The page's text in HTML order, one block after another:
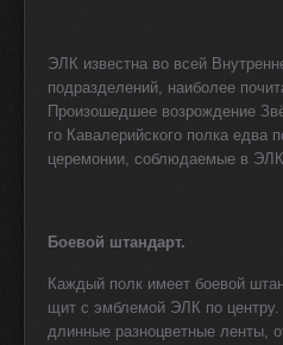
ЭЛК известна во всей
подразделений, наиболее
Произошедшее возрождение
го Кавалерийского полка едва
церемонии, соблюдаемые в
Боевой штандарт.
Каждый полк имеет боевой
щит с эмблемой ЭЛК по
длинные разноцветные ленты,